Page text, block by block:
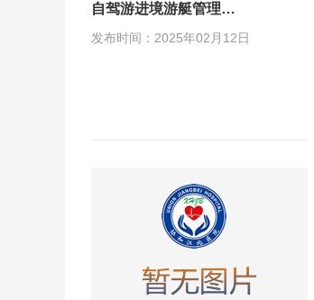
自驾游进境游艇管理…
发布时间：2025年02月12日